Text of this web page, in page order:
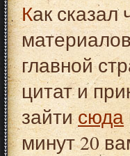
Как сказал человек с Ока бури за орду. Это один из
главной
цитат и
зайтисюда
минут 20